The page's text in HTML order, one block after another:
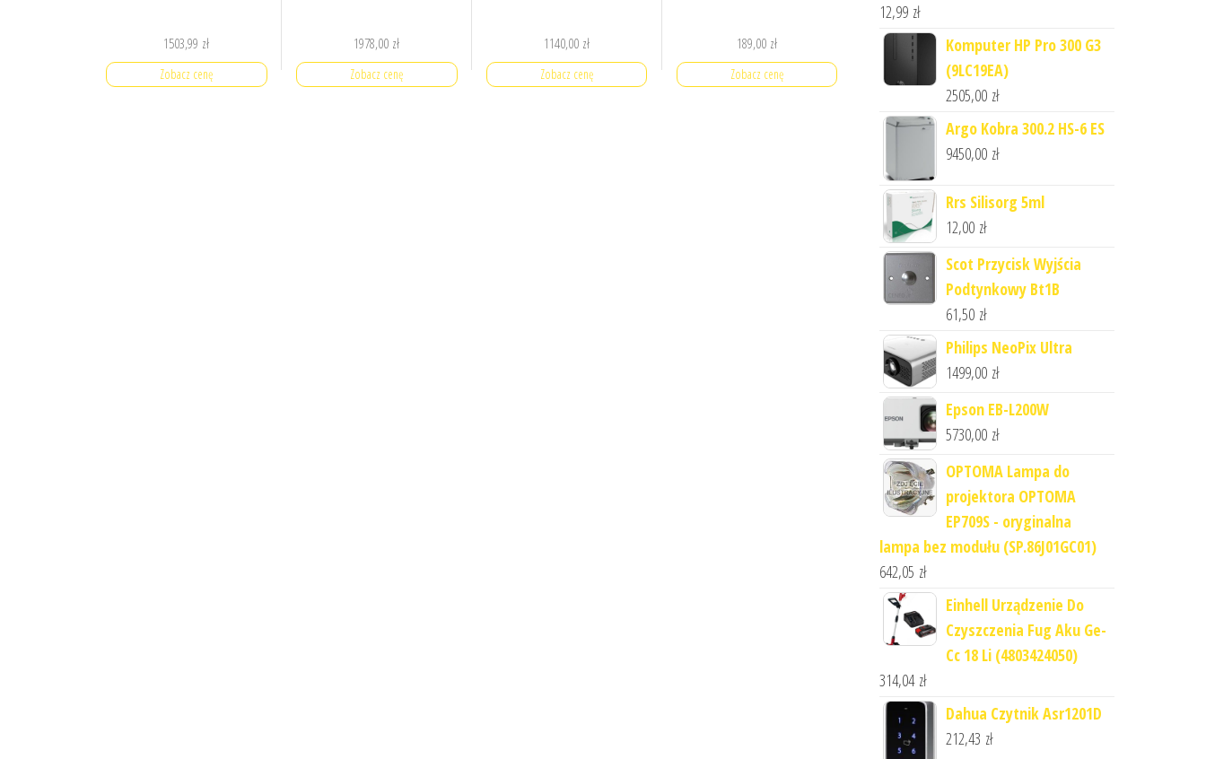
1503,99 zł
Zobacz cenę
1978,00 zł
Zobacz cenę
1140,00 zł
Zobacz cenę
189,00 zł
Zobacz cenę
12,99 zł
Komputer HP Pro 300 G3
(9LC19EA)
2505,00 zł
Argo Kobra 300.2 HS-6 ES
9450,00 zł
Rrs Silisorg 5ml
12,00 zł
Scot Przycisk Wyjścia
Podtynkowy Bt1B
61,50 zł
Philips NeoPix Ultra
1499,00 zł
Epson EB-L200W
5730,00 zł
OPTOMA Lampa do
projektora OPTOMA
EP709S - oryginalna
lampa bez modułu (SP.86J01GC01)
642,05 zł
Einhell Urządzenie Do
Czyszczenia Fug Aku Ge-
Cc 18 Li (4803424050)
314,04 zł
Dahua Czytnik Asr1201D
212,43 zł